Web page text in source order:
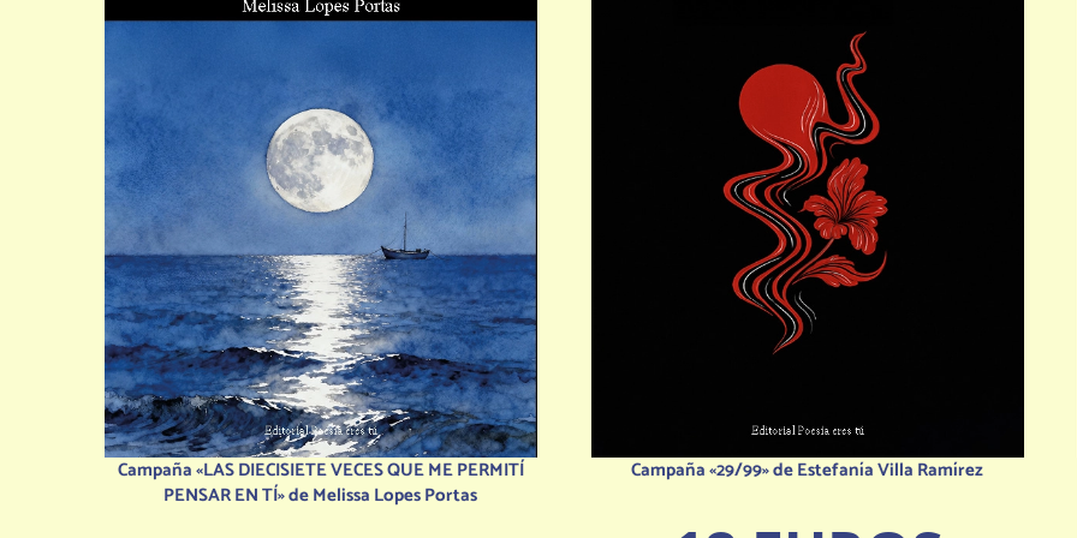
Campaña «LAS DIECISIETE VECES QUE ME PERMITÍ
PENSAR EN TÍ» de Melissa Lopes Portas
Campaña «29/99» de Estefanía Villa Ramírez